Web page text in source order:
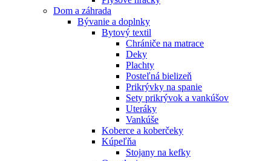
Dom a záhrada
Bývanie a doplnky
Bytový textil
Chrániče na matrace
Deky
Plachty
Posteľná bielizeň
Prikrývky na spanie
Sety prikrývok a vankúšov
Uteráky
Vankúše
Koberce a koberčeky
Kúpeľňa
Stojany na kefky